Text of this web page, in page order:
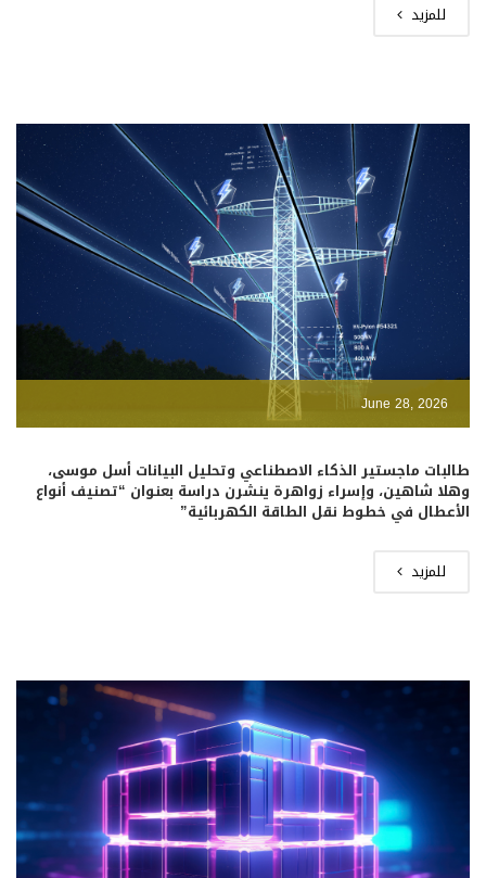
للمزيد
June 28, 2026
طالبات ماجستير الذكاء الاصطناعي وتحليل البيانات أسل موسى،
وهلا شاهين، وإسراء زواهرة ينشرن دراسة بعنوان “تصنيف أنواع
الأعطال في خطوط نقل الطاقة الكهربائية”
للمزيد